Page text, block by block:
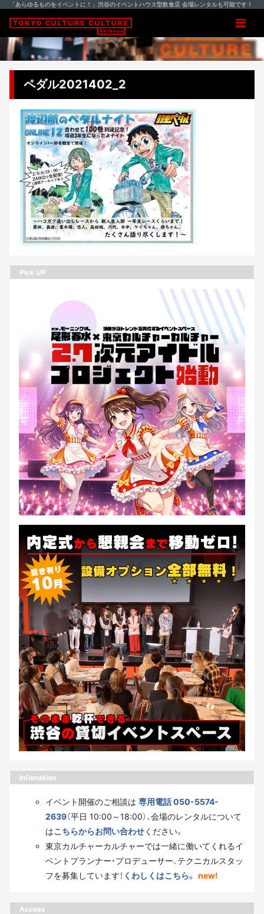
「あらゆるものをイベントに！」渋谷のイベントハウス型飲食店 会場レンタルも可能です！
ペダル2021402_2
Pick UP
Infomation
イベント開催のご相談は 専用電話 050-5574-
2639（平日 10:00～18:00）、会場のレンタルについて
はこちらからお問い合わせください。
東京カルチャーカルチャーでは一緒に働いてくれるイ
ベントプランナー・プロデューサー、テクニカルスタッ
フを募集しています！ くわしくはこちら。 new!
Access